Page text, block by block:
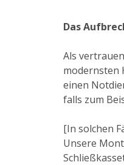
Das
Als
modernsten
einen
falls zum
[In solchen
Unsere